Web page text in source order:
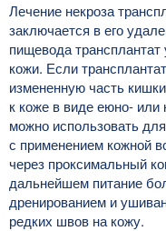
Лечение некроза
заключается в его
пищевода
кожи. Если
измененную часть
к коже в виде еюно-
можно использовать
с применением кожной
через проксимальный
дальнейшем питание
дренированием и
редких швов на кожу.